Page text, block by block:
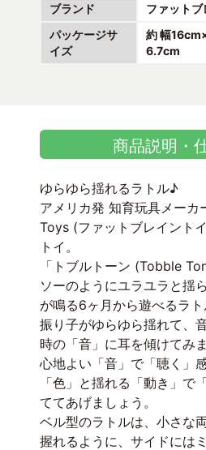
ブランド
ファット
パッケージサ
イズ
約 幅
6.7cm
商品説明・
ゆらゆら揺れるラトル♪
アメリカ発 知育玩具メーカ
Toys (ファットブレイント
トイ。
「トブルトーン (Tobble
ソーのようにユラユラと揺
が鳴る6ヶ月から遊べるラト
振り子がゆらゆら揺れて、
時の「音」に耳を傾けてみ
心地よい「音」で「聴く」
「色」と揺れる「動き」で
ててあげましょう。
ベル型のラトルは、小さな
握れるように、サイドには